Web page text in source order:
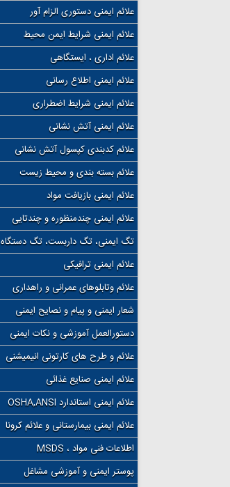
علائم ایمنی دستوری الزام آور
علائم ایمنی شرایط ایمن محیط
علائم اداری ، ایستگاهی
علائم ایمنی اطلاع رسانی
علائم ایمنی شرایط اضطراری
علائم ایمنی آتش نشانی
علائم کدبندی کپسول آتش نشانی
علائم بسته بندی و محیط زیست
علائم ایمنی بازیافت مواد
علائم ایمنی چندمنظوره و چندتایی
تگ ایمنی، تگ داربست، تگ دستگاه
علائم ایمنی ترافیکی
علائم وتابلوهای عمرانی و راهداری
شعار ایمنی و پیام و نصایح ایمنی
دستورالعمل آموزشی و نکات ایمنی
علائم و طرح های کارتونی انیمیشنی
علائم ایمنی صنایع غذائی
علائم ایمنی استاندارد OSHA,ANSI
علائم ایمنی بیمارستانی و علائم کرونا
اطلاعات فنی مواد ، MSDS
پوستر ایمنی و آموزشی مشاغل